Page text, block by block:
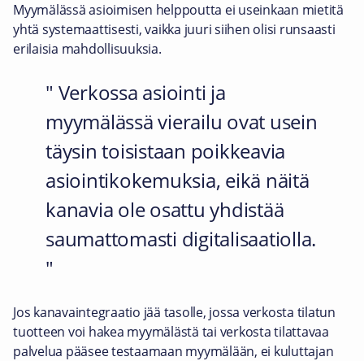
Myymälässä asioimisen helppoutta ei useinkaan mietitä
yhtä systemaattisesti, vaikka juuri siihen olisi runsaasti
erilaisia mahdollisuuksia.
Verkossa asiointi ja
myymälässä vierailu ovat usein
täysin toisistaan poikkeavia
asiointikokemuksia, eikä näitä
kanavia ole osattu yhdistää
saumattomasti digitalisaatiolla.
Jos kanavaintegraatio jää tasolle, jossa verkosta tilatun
tuotteen voi hakea myymälästä tai verkosta tilattavaa
palvelua pääsee testaamaan myymälään, ei kuluttajan